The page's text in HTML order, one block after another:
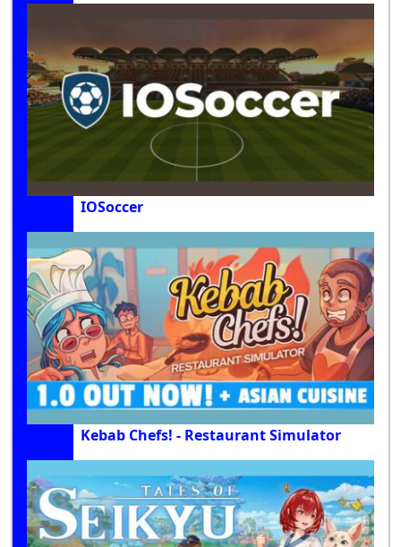
IOSoccer
Kebab Chefs! - Restaurant Simulator